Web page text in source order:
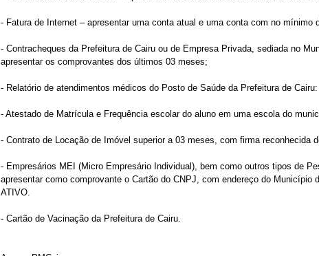
- Fatura de Internet – apresentar uma conta atual e uma conta com no mínimo
- Contracheques da Prefeitura de Cairu ou de Empresa Privada, sediada no
apresentar os comprovantes dos últimos 03 meses;
- Relatório de atendimentos médicos do Posto de Saúde da Prefeitura de Cairu:
- Atestado de Matrícula e Frequência escolar do aluno em uma escola do
- Contrato de Locação de Imóvel superior a 03 meses, com firma reconhecida
- Empresários MEI (Micro Empresário Individual), bem como outros tipos de
apresentar como comprovante o Cartão do CNPJ, com endereço do Município
ATIVO.
- Cartão de Vacinação da Prefeitura de Cairu.